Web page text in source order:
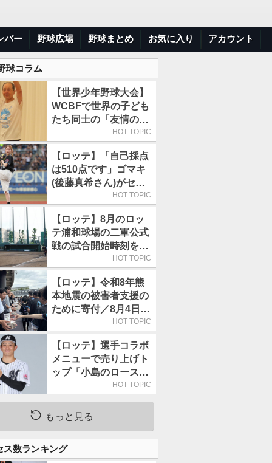
バー 野球広場 野球まとめ お気に入り アカウント
球コラム
【世界少年野球大会】
WCBFで世界の子ども
たち同士の「友情の
輪」が広がる理由HOT TOPIC
【ロッテ】「自己採点
は510点です」ゴマキ
(後藤真希さん)がセレ
モニアルピッチHOT TOPIC
【ロッテ】8月のロッ
テ浦和球場の二軍公式
戦の試合開始時刻を午
前10時30分に変更HOT TOPIC
【ロッテ】令和8年熊
本地震の被害者支援の
ために寄付／8月4日に
は選手たちが募金箱を
HOT TOPIC
【ロッテ】選手コラボ
メニューで売り上げト
ップ「小島のロースト
ビーフ丼」が4年連続
HOT TOPIC
もっと見る
ス数ランキング